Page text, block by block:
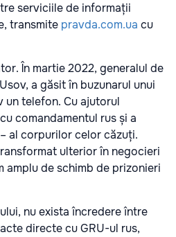
serviciile de informații
transmite pravda.com.ua cu
În martie 2022, generalul de
a găsit în buzunarul unui
un telefon. Cu ajutorul
comandamentul rus și a
al corpurilor celor căzuți.
ulterior în negocieri
amplu de schimb de prizonieri
nu exista încredere între
directe cu GRU-ul rus,